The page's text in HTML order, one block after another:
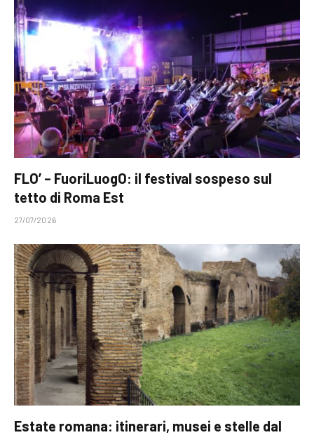
FLO’ – FuoriLuogO: il festival sospeso sul
tetto di Roma Est
27/07/2026
Estate romana: itinerari, musei e stelle dal